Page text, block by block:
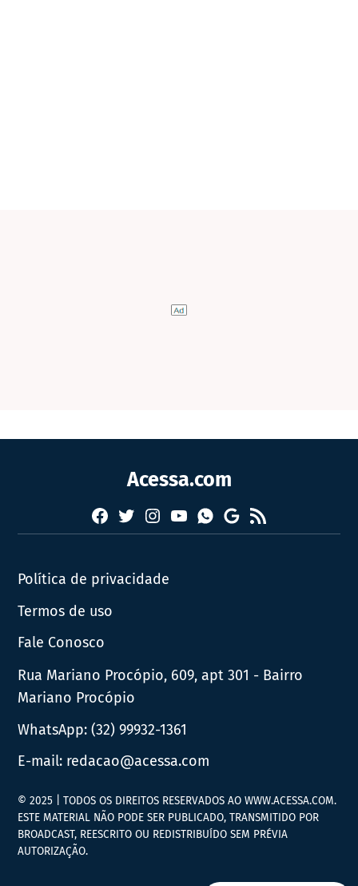
Acessa.com
Facebook
TwitterInstagram
YouTubeWhatsapp
Google
News
RSS
Política de privacidade
Termos de uso
Fale Conosco
Rua Mariano Procópio, 609, apt 301 - Bairro
Mariano Procópio
WhatsApp:(32) 99932-1361
E-mail: redacao@acessa.com
© 2025 | TODOS OS DIREITOS RESERVADOS AO WWW.ACESSA.COM.
ESTE MATERIAL NÃO PODE SER PUBLICADO, TRANSMITIDO POR
BROADCAST, REESCRITO OU REDISTRIBUÍDO SEM PRÉVIA
AUTORIZAÇÃO.